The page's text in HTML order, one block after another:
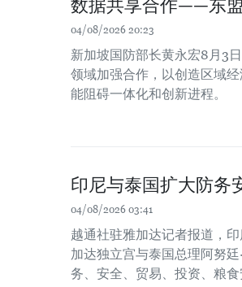
数据共享合作——东
04/08/2026 20:23
新加坡国防部长黄永宏8月3
领域加强合作，以创造区域
能阻碍一体化和创新进程。
印尼与泰国扩大防务
04/08/2026 03:41
越通社驻雅加达记者报道，
加达独立宫与泰国总理阿努
务、安全、贸易、投资、粮